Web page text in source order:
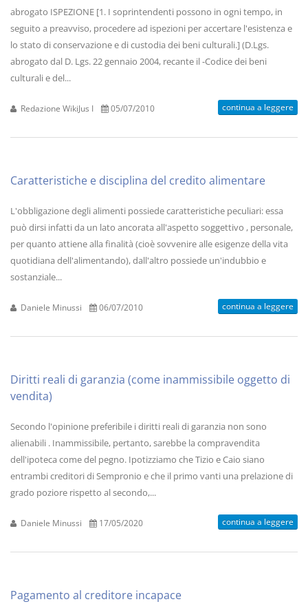
abrogato ISPEZIONE [1. I soprintendenti possono in ogni tempo, in
seguito a preavviso, procedere ad ispezioni per accertare l'esistenza e
lo stato di conservazione e di custodia dei beni culturali.] (D.Lgs.
abrogato dal D. Lgs. 22 gennaio 2004, recante il -Codice dei beni
culturali e del...
Redazione WikiJus I 05/07/2010 continua a leggere
Caratteristiche e disciplina del credito alimentare
L'obbligazione degli alimenti possiede caratteristiche peculiari: essa
può dirsi infatti da un lato ancorata all'aspetto soggettivo , personale,
per quanto attiene alla finalità (cioè sovvenire alle esigenze della vita
quotidiana dell'alimentando), dall'altro possiede un'indubbio e
sostanziale...
Daniele Minussi 06/07/2010 continua a leggere
Diritti reali di garanzia (come inammissibile oggetto di
vendita)
Secondo l'opinione preferibile i diritti reali di garanzia non sono
alienabili . Inammissibile, pertanto, sarebbe la compravendita
dell'ipoteca come del pegno. Ipotizziamo che Tizio e Caio siano
entrambi creditori di Sempronio e che il primo vanti una prelazione di
grado poziore rispetto al secondo,...
Daniele Minussi 17/05/2020 continua a leggere
Pagamento al creditore incapace